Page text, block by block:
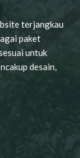
terjangkau
paket
untuk
desain,